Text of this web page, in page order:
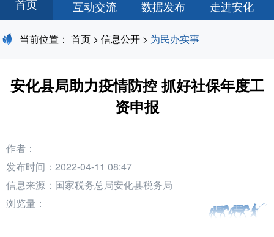
首页
互动交流
数据发布 走进安化
当前位置： 首页 > 信息公开 > 为民办实事
安化县局助力疫情防控 抓好社保年度工
资申报
作者：
发布时间：2022-04-11 08:47
信息来源：国家税务总局安化县税务局
浏览量：